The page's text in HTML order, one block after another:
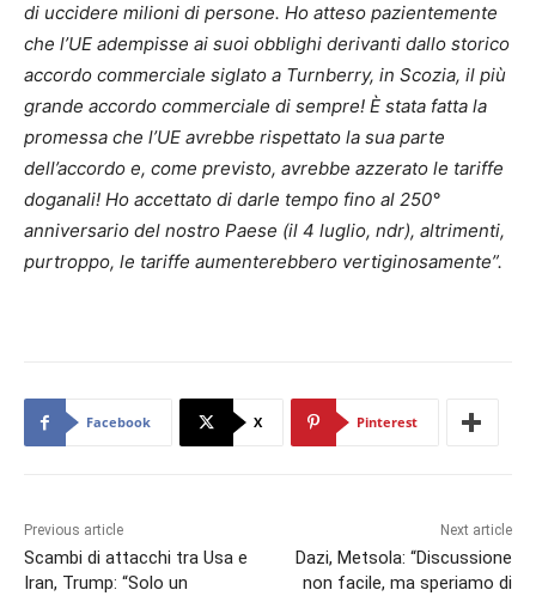
di uccidere milioni di persone. Ho atteso pazientemente
che l’UE adempisse ai suoi obblighi derivanti dallo storico
accordo commerciale siglato a Turnberry, in Scozia, il più
grande accordo commerciale di sempre! È stata fatta la
promessa che l’UE avrebbe rispettato la sua parte
dell’accordo e, come previsto, avrebbe azzerato le tariffe
doganali! Ho accettato di darle tempo fino al 250°
anniversario del nostro Paese (il 4 luglio, ndr), altrimenti,
purtroppo, le tariffe aumenterebbero vertiginosamente”.
Facebook X Pinterest
Previous article
Scambi di attacchi tra Usa e
Iran, Trump: “Solo un
Next article
Dazi, Metsola: “Discussione
non facile, ma speriamo di